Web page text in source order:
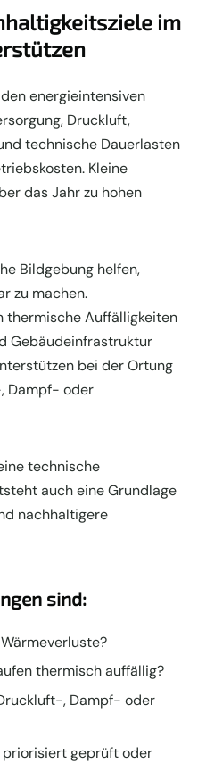
im
energieintensiven
Druckluft,
technische Dauerlasten
Kleine
das Jahr zu hohen
Bildgebung helfen,
zu machen.
thermische Auffälligkeiten
Gebäudeinfrastruktur
bei der Ortung
Dampf- oder
technische
auch eine Grundlage
nachhaltigere
sind:
thermisch auffällig?
, Dampf- oder
priorisiert geprüft oder